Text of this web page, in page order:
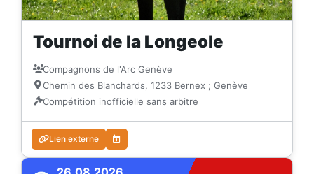
Tournoi de la Longeole
Compagnons de l'Arc Genève
Chemin des Blanchards, 1233 Bernex ; Genève
Compétition inofficielle sans arbitre
Lien externe